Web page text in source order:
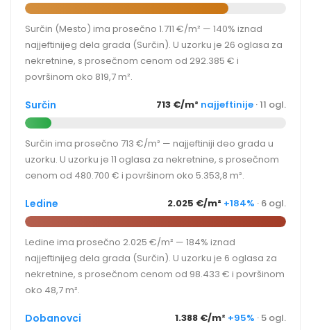
Surčin (Mesto) ima prosečno 1.711 €/m² — 140% iznad
najjeftinijeg dela grada (Surčin). U uzorku je 26 oglasa za
nekretnine, s prosečnom cenom od 292.385 € i
površinom oko 819,7 m².
Surčin 713 €/m² najjeftinije · 11 ogl.
Surčin ima prosečno 713 €/m² — najjeftiniji deo grada u
uzorku. U uzorku je 11 oglasa za nekretnine, s prosečnom
cenom od 480.700 € i površinom oko 5.353,8 m².
Ledine 2.025 €/m² +184% · 6 ogl.
Ledine ima prosečno 2.025 €/m² — 184% iznad
najjeftinijeg dela grada (Surčin). U uzorku je 6 oglasa za
nekretnine, s prosečnom cenom od 98.433 € i površinom
oko 48,7 m².
Dobanovci 1.388 €/m² +95% · 5 ogl.